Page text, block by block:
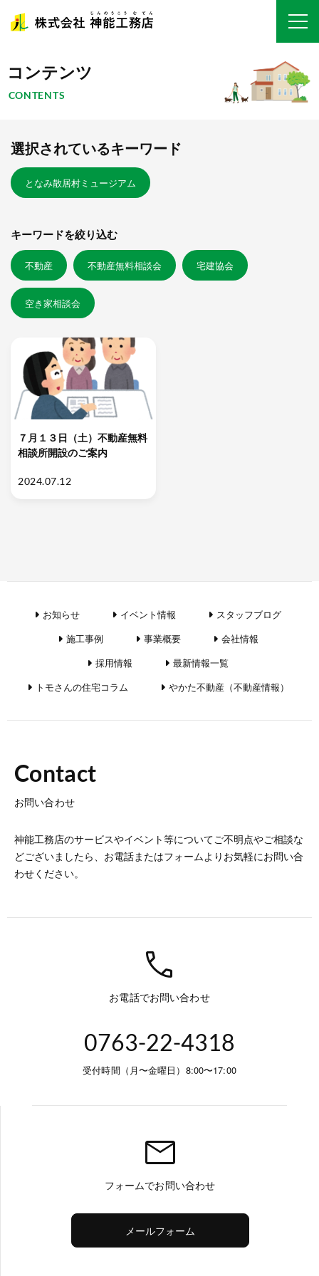
コンテンツ
CONTENTS
選択されているキーワード
となみ散居村ミュージアム
キーワードを絞り込む
不動産 不動産無料相談会 宅建協会
空き家相談会
７月１３日（土）不動産無料
相談所開設のご案内
2024.07.12
お知らせ イベント情報
スタッフブログ
施工事例
事業概要
会社情報
採用情報
最新情報一覧
トモさんの住宅コラム
やかた不動産（不動産情報）
Contact
お問い合わせ
神能工務店のサービスやイベント等についてご不明点やご相談な
どございましたら、お電話またはフォームよりお気軽にお問い合
わせください。
call
お電話でお問い合わせ
0763-22-4318
受付時間（月〜金曜日）8:00〜17:00
mail
フォームでお問い合わせ
メールフォーム